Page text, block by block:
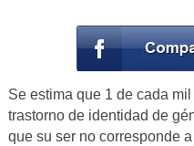
Se estima que 1 de cada
trastorno de identidad de
que su ser no corresponde